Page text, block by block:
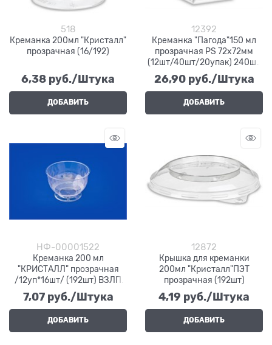
518
Креманка 200мл "Кристалл"
прозрачная (16/192)
6,38 руб./Штука
ДОБАВИТЬ
12392
Креманка "Пагода"150 мл
прозрачная PS 72х72мм
(12шт/40шт/20упак) 240шт
в кор
26,90 руб./Штука
ДОБАВИТЬ
НФ-00001522
Креманка 200 мл
"КРИСТАЛЛ" прозрачная
/12уп*16шт/ (192шт) ВЗЛП
(1005П)
7,07 руб./Штука
ДОБАВИТЬ
12872
Крышка для креманки
200мл "Кристалл"ПЭТ
прозрачная (192шт)
4,19 руб./Штука
ДОБАВИТЬ